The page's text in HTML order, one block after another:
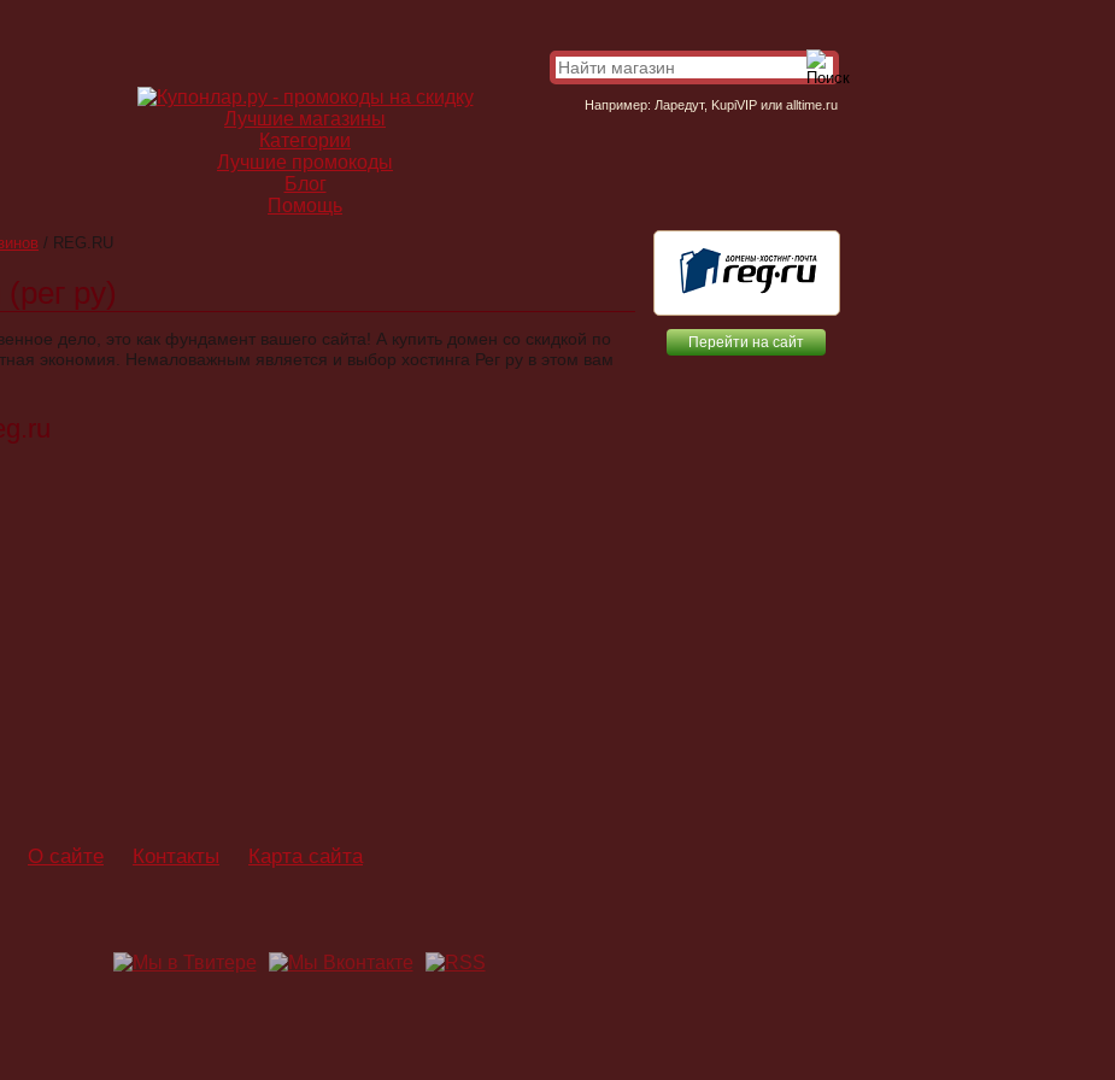
/ REG.RU
ру)
Перейти на сайт
дело, это как фундамент вашего сайта! А купить домен со скидкой по
экономия. Немаловажным является и выбор хостинга Рег ру в этом вам
Например: Ларедут, KupiVIPили alltime.ru
Лучшие магазины
Категории
Лучшие промокоды
Блог
Помощь
О сайте Контакты Карта сайта